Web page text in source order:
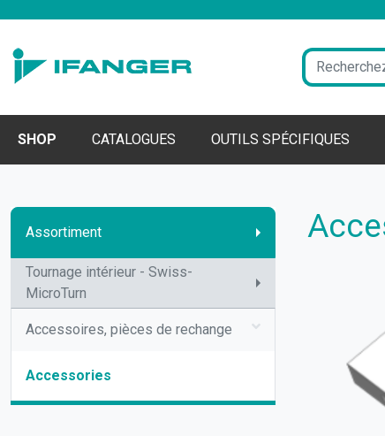
SHOP CATALOGUES OUTILS SPÉCIFIQUES
Assortiment
Tournage intérieur - Swiss-
MicroTurn
Accessoires, pièces de rechange
Accessories